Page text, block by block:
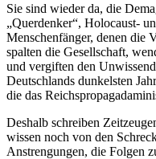
Sie sind wieder da, die
Querdenker , Holocaust-
Menschenfänger, denen die
spalten die Gesellschaft,
und vergiften den
Deutschlands dunkelsten
die das
Deshalb schreiben
wissen noch von den
Anstrengungen, die Folgen